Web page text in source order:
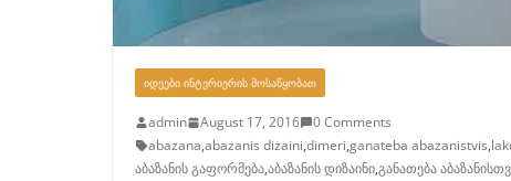
ᲘᲓᲔᲔᲑᲘ ᲘᲜᲢᲔᲠᲘᲔᲠᲘᲡ ᲛᲝᲡᲐᲬᲧᲝᲑᲐᲗ
admin August 17, 2016
0 Comments
abazana,abazanis dizaini,dimeri,ganateba abazanistvis,
აბაზანის გაფორმება,აბაზანის დიზაინი,განათება